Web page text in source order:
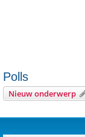
Polls
Nieuw onderwerp